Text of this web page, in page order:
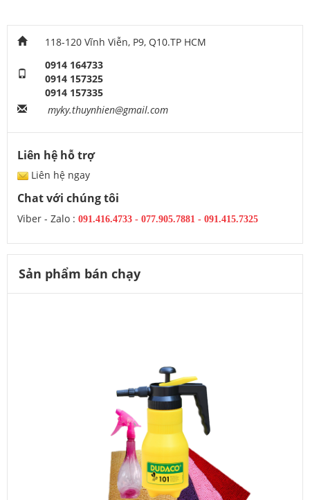
118-120 Vĩnh Viễn, P9, Q10.TP HCM
0914 164733
0914 157325
0914 157335
myky.thuynhien@gmail.com
Liên hệ hỗ trợ
Liên hệ ngay
Chat với chúng tôi
Viber - Zalo : 091.416.4733 - 077.905.7881 - 091.415.7325
Sản phẩm bán chạy